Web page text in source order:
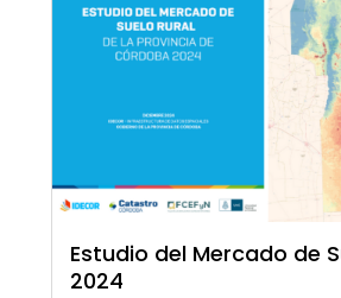
Estudio del Mercado de
2024